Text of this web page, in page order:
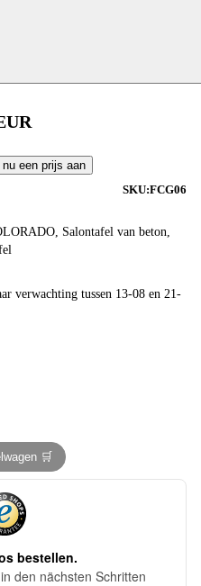
een prijs aan
SKU:FCG06
Salontafel van beton
verwachting tussen 13-08 en 21-
🛒